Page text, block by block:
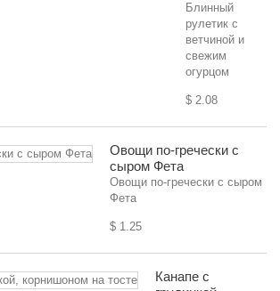
Блинный
рулетик с
ветчиной и
свежим
огурцом
$ 2.08
Овощи по-гречески с
сыром Фета
Овощи по-гречески с сыром
Фета
$ 1.25
Канапе с